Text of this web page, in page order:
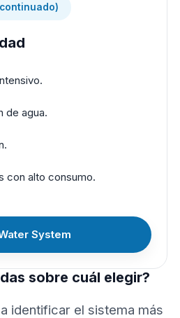
de agua.
con alto consumo.
System
sobre cuál elegir?
identificar el sistema más